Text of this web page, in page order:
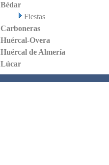
Bédar
Fiestas
Carboneras
Huércal-Overa
Huércal de Almería
Lúcar